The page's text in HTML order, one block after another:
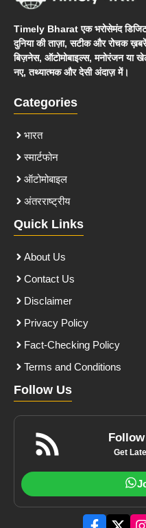
Timely Bharat एक भरोसेमंद
दुनिया की ताज़ा, सटीक और रोचक
बिज़नेस, ऑटोमोबाइल्स, मनोरंजन
नए, तथ्यात्मक और देसी अंदाज़ में।
Categories
भारत
स्मार्टफोन
ऑटोमोबाइल
अंतरराष्ट्रीय
Quick Links
About Us
Contact Us
Disclaimer
Privacy Policy
Fact-Checking Policy
Terms and Conditions
Follow Us
Get